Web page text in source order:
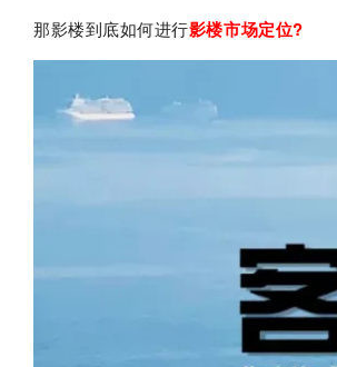
那影楼到底如何进行影楼市场定位?